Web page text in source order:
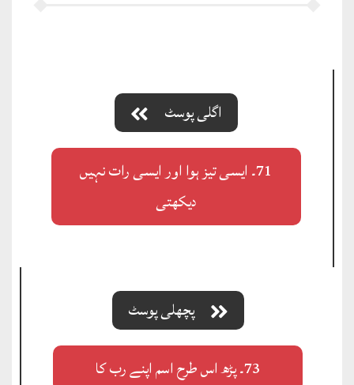
اگلی پوسٹ
71۔ ایسی تیز ہوا اور ایسی رات نہیں
دیکھتی
پچھلی پوسٹ
73۔ پڑھ اس طرح اسم اپنے رب کا